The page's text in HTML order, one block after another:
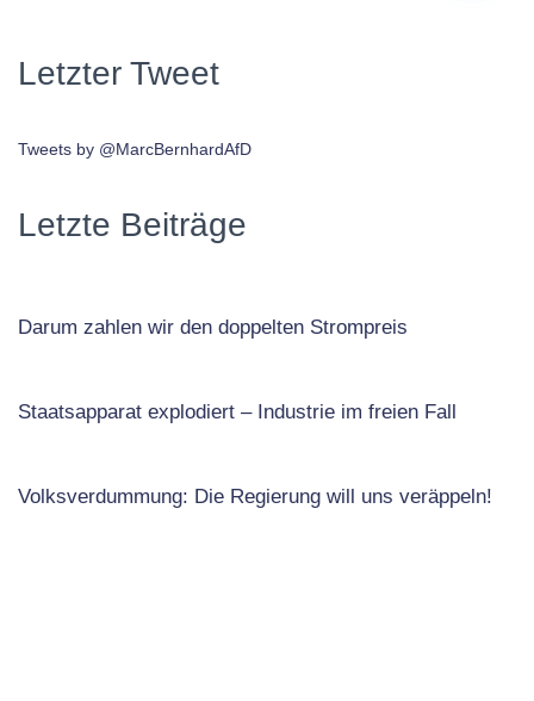
Letzter Tweet
Tweets by @MarcBernhardAfD
Letzte Beiträge
Darum zahlen wir den doppelten Strompreis
Staatsapparat explodiert – Industrie im freien Fall
Volksverdummung: Die Regierung will uns veräppeln!